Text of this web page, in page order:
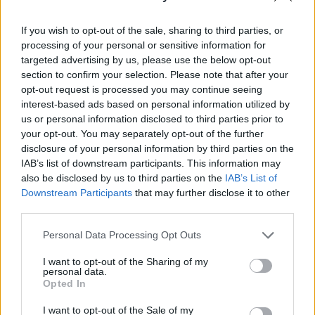
If you wish to opt-out of the sale, sharing to third parties, or
processing of your personal or sensitive information for
targeted advertising by us, please use the below opt-out
section to confirm your selection. Please note that after your
opt-out request is processed you may continue seeing
interest-based ads based on personal information utilized by
us or personal information disclosed to third parties prior to
your opt-out. You may separately opt-out of the further
disclosure of your personal information by third parties on the
IAB’s list of downstream participants. This information may
also be disclosed by us to third parties on the IAB’s List of
Downstream Participants that may further disclose it to other
Please note that this website/app uses one or more Google
not limited to your visit or usage behaviour. You may click to
grant or deny consent to Google and its third-party tags to
use your data for below specified purposes in below Google
consent section.
Personal Data Processing Opt Outs
I want to opt-out of the Sharing of my
personal data.
Opted In
I want to opt-out of the Sale of my
Erre figyelj!
07. 31.
NEM A CITROMSAV, AZ ECET VAGY A
SZÓDABIKARBÓNA A LEGERŐSEBB: EZT HASZNÁLJÁK A
SZÁLLODÁKBAN A VÍZKŐ ELLEN
Ez a szer tényleg eltünteti a vízkövet
07. 31.
HAGYD A SÓT: EGY CSIPET EBBŐL A FŐZŐVÍZBE,
ÉS SOKKAL FINOMABB LESZ A FŐTT KRUMPLI
Titkos hozzávaló
07. 31.
EZZEL LOCSOLD HETENTE EGYSZER: KÉTSZER
ANNYI VIRÁGOT HOZ MAJD A MUSKÁTLI, HA EZT CSINÁLOD
24 ÓRA TOVÁBBI HÍREI
24 óra